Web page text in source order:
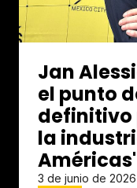
Jan
el punto
definitivo
la
3 de junio de 2026